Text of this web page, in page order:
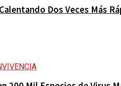
Dos Veces Más